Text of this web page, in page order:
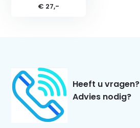
€ 27,-
Heeft u vragen?
Advies nodig?